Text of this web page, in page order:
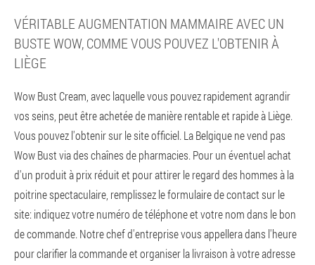
VÉRITABLE AUGMENTATION MAMMAIRE AVEC UN
BUSTE WOW, COMME VOUS POUVEZ L'OBTENIR À
LIÈGE
Wow Bust Cream, avec laquelle vous pouvez rapidement agrandir
vos seins, peut être achetée de manière rentable et rapide à Liège.
Vous pouvez l'obtenir sur le site officiel. La Belgique ne vend pas
Wow Bust via des chaînes de pharmacies. Pour un éventuel achat
d'un produit à prix réduit et pour attirer le regard des hommes à la
poitrine spectaculaire, remplissez le formulaire de contact sur le
site: indiquez votre numéro de téléphone et votre nom dans le bon
de commande. Notre chef d'entreprise vous appellera dans l'heure
pour clarifier la commande et organiser la livraison à votre adresse